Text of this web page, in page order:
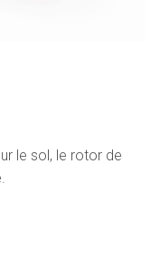
le sol, le rotor de